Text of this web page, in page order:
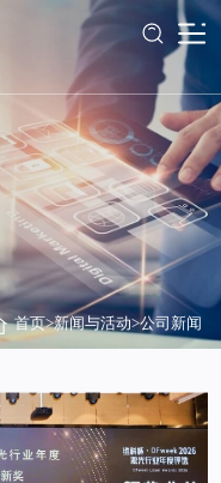
首页>新闻与活动>公司新闻